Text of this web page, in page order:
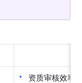
资质审核效率